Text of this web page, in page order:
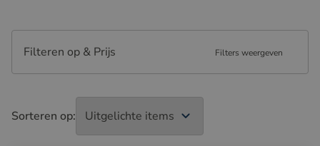
Filteren op & Prijs Filters weergeven
Sorteren op: